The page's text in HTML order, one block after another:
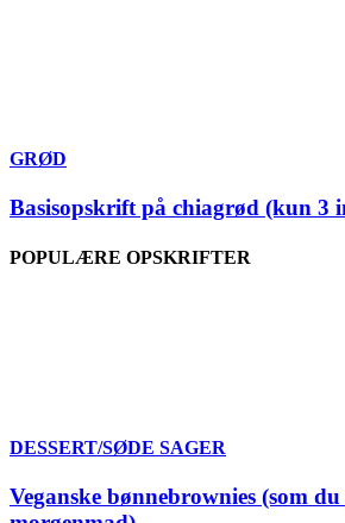
GRØD
Basisopskrift på chiagrød (kun 3
POPULÆRE OPSKRIFTER
DESSERT/SØDE SAGER
Veganske bønnebrownies (som